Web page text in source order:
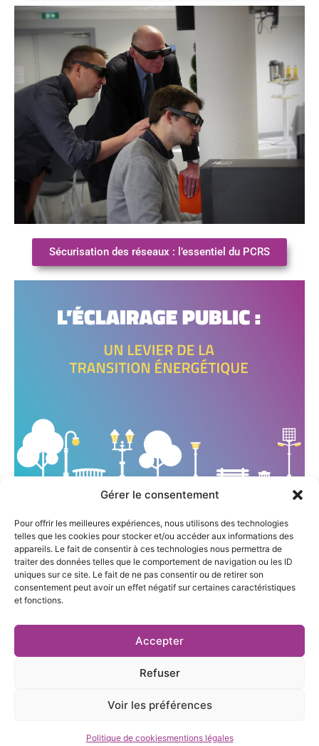
Gérer le consentement
Pour offrir les meilleures expériences, nous utilisons des technologies
telles que les cookies pour stocker et/ou accéder aux informations des
appareils. Le fait de consentir à ces technologies nous permettra de
traiter des données telles que le comportement de navigation ou les ID
uniques sur ce site. Le fait de ne pas consentir ou de retirer son
consentement peut avoir un effet négatif sur certaines caractéristiques
et fonctions.
Accepter
Refuser
Voir les préférences
Politique de cookiesmentions légales
Sécurisation des réseaux : l’essentiel du PCRS
transition énergétique
Mentions légales et politique de confidentialité